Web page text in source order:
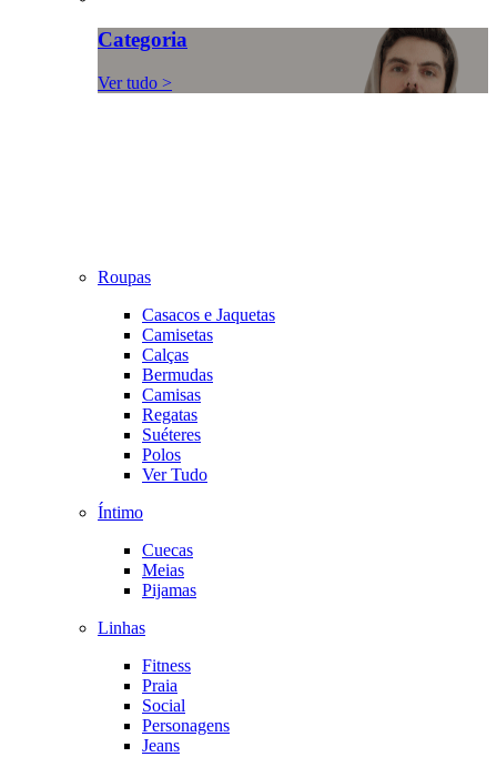
Categoria
Ver tudo >
Roupas
Casacos e Jaquetas
Camisetas
Calças
Bermudas
Camisas
Regatas
Suéteres
Polos
Ver Tudo
Íntimo
Cuecas
Meias
Pijamas
Linhas
Fitness
Praia
Social
Personagens
Jeans